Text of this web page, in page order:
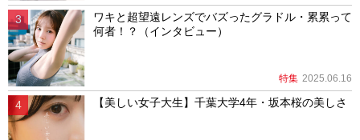
ワキと超望遠レンズでバズったグラドル・累累って
何者！？（インタビュー）
特集 2025.06.16
【美しい女子大生】千葉大学4年・坂本桜の美しさ